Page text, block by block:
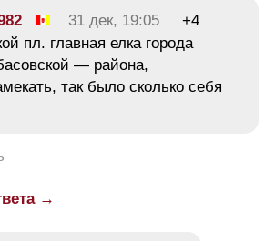
31 дек, 19:05
+4
пл. главная елка города
— района,
так было сколько себя
→